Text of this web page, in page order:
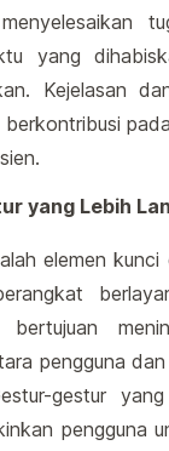
yang
Kejelasan
yang Lebih
elemen kunci
pengguna
gestur
pengguna